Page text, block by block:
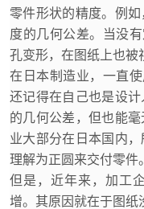
零件形状的精度。例
度的几何公差。当没
孔变形，在图纸上也被
在日本制造业，一直
还记得在自己也是设
的几何公差，但也能
业大部分在日本国内
理解为正圆来交付零件。
但是，近年来，加工
增。其原因就在于图纸